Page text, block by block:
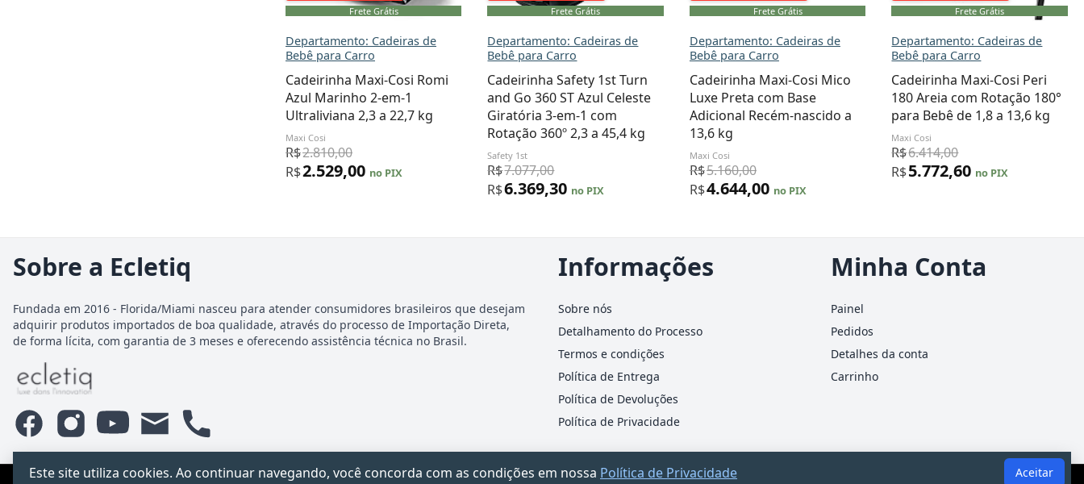
Frete Grátis
Departamento: Cadeiras de
Bebê para Carro
Cadeirinha Maxi-Cosi Romi
Azul Marinho 2-em-1
Ultraliviana 2,3 a 22,7 kg
Maxi Cosi
R$2.810,00
R$2.529,00 no PIX
Frete Grátis
Departamento: Cadeiras de
Bebê para Carro
Cadeirinha Safety 1st Turn
and Go 360 ST Azul Celeste
Giratória 3-em-1 com
Rotação 360º 2,3 a 45,4 kg
Safety 1st
R$7.077,00
R$6.369,30 no PIX
Frete Grátis
Departamento: Cadeiras de
Bebê para Carro
Cadeirinha Maxi-Cosi Mico
Luxe Preta com Base
Adicional Recém-nascido a
13,6 kg
Maxi Cosi
R$5.160,00
R$4.644,00 no PIX
Frete Grátis
Departamento: Cadeiras de
Bebê para Carro
Cadeirinha Maxi-Cosi Peri
180 Areia com Rotação 180°
para Bebê de 1,8 a 13,6 kg
Maxi Cosi
R$6.414,00
R$5.772,60 no PIX
Sobre a Ecletiq
Fundada em 2016 - Florida/Miami nasceu para atender consumidores brasileiros que desejam
adquirir produtos importados de boa qualidade, através do processo de Importação Direta,
de forma lícita, com garantia de 3 meses e oferecendo assistência técnica no Brasil.
Informações
Sobre nós
Detalhamento do Processo
Termos e condições
Política de Entrega
Política de Devoluções
Política de Privacidade
Minha Conta
Painel
Pedidos
Detalhes da conta
Carrinho
Este site utiliza cookies. Ao continuar navegando, você concorda com as condições em nossa Política de Privacidade Aceitar